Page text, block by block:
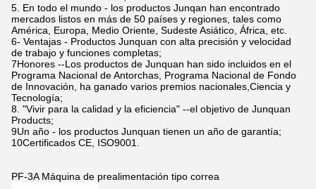
5. En todo el mundo - los productos Junqan han encontrado
mercados listos en más de 50 países y regiones, tales como
América, Europa, Medio Oriente, Sudeste Asiático, África, etc.
6- Ventajas - Productos Junquan con alta precisión y velocidad
de trabajo y funciones completas;
7Honores --Los productos de Junquan han sido incluidos en el
Programa Nacional de Antorchas, Programa Nacional de Fondo
de Innovación, ha ganado varios premios nacionales,Ciencia y
Tecnología;
8. "Vivir para la calidad y la eficiencia" --el objetivo de Junquan
Products;
9Un año - los productos Junquan tienen un año de garantía;
10Certificados CE, ISO9001.
PF-3A Máquina de prealimentación tipo correa